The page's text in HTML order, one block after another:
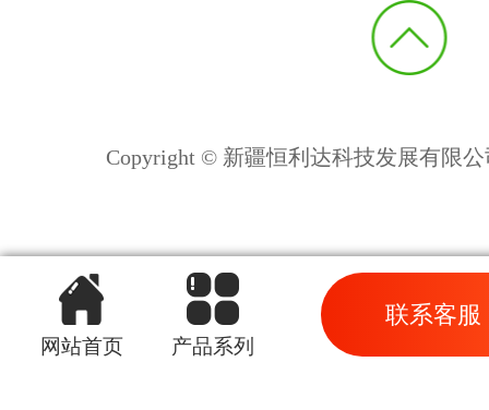
Copyright © 新疆恒利达科技发展有限
网站首页 产品系列
联系客服